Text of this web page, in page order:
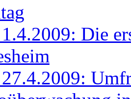
Die